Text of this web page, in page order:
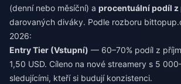
(denní nebo měsíční) a procentuální podíl z
darovaných diváky. Podle rozboru
2026:
Entry Tier (Vstupní) — 60–70% podíl z
1,50 USD. Cíleno na nové streamery s 5
sledujícími, kteří si budují konzistenci.